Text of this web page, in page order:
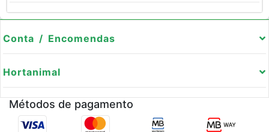
Conta / Encomendas
Hortanimal
Métodos de pagamento